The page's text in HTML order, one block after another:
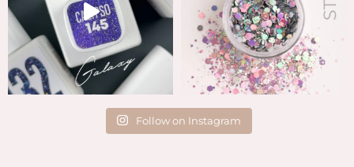
Follow on Instagram